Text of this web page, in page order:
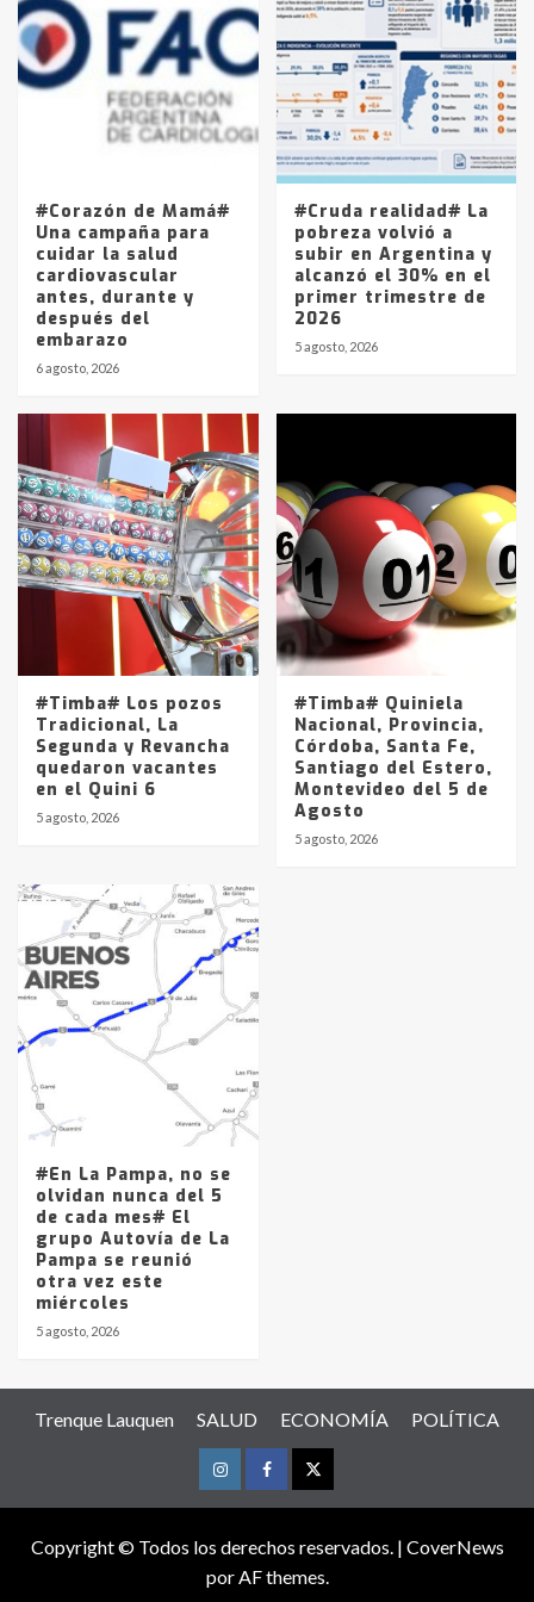
4
Accidente en Ruta 5: falleció un
joven de Trenque Lauquen
Los precios de los combustibles en
La Pampa, desde YPF hasta Axion
entre 857 a 1338 pesos
#Corazón de Mamá#
Una campaña para
cuidar la salud
cardiovascular
antes, durante y
después del
embarazo
6 agosto, 2026
#Cruda realidad# La
pobreza volvió a
subir en Argentina y
alcanzó el 30% en el
primer trimestre de
2026
5 agosto, 2026
#Timba# Los pozos
Tradicional, La
Segunda y Revancha
quedaron vacantes
en el Quini 6
5 agosto, 2026
#Timba# Quiniela
Nacional, Provincia,
Córdoba, Santa Fe,
Santiago del Estero,
Montevideo del 5 de
Agosto
5 agosto, 2026
#En La Pampa, no se
olvidan nunca del 5
de cada mes# El
grupo Autovía de La
Pampa se reunió
otra vez este
miércoles
5 agosto, 2026
Trenque Lauquen SALUD ECONOMÍA POLÍTICA
InstagramFacebookTwitter
Copyright © Todos los derechos reservados. | CoverNews
por AF themes.